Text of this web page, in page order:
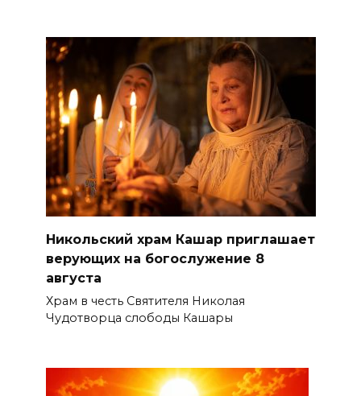
Никольский храм Кашар приглашает
верующих на богослужение 8
августа
Храм в честь Святителя Николая
Чудотворца слободы Кашары